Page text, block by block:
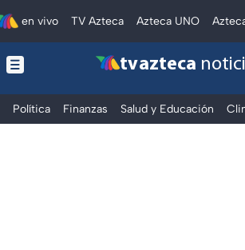
en vivo TV Azteca Azteca UNO
tv azteca
Política Finanzas Salud y Educación